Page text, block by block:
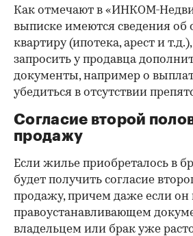
Как отмечают в «ИНКОМ-
выписке имеются сведения об
квартиру (ипотека, арест и
запросить у продавца
документы, например о
убедиться в отсутствии
Согласие второй
продажу
Если жилье приобреталось в
будет получить согласие
продажу, причем даже если он
правоустанавливающем
владельцем или брак уже